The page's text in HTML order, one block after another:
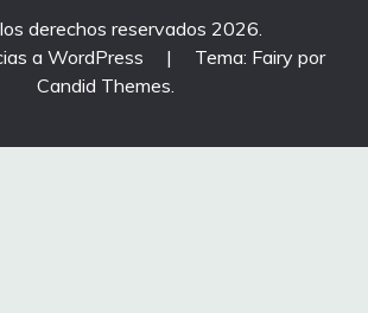
derechos reservados 2026.
a WordPress
|
Tema: Fairy por
Candid Themes